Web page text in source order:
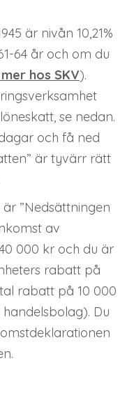
är nivån 10,21%
64 år och om du
hos SKV).
se nedan.
och få ned
är tyvärr rätt
”Nedsättningen
av
000 kr och du är
rabatt på
rabatt på 10 000
Du